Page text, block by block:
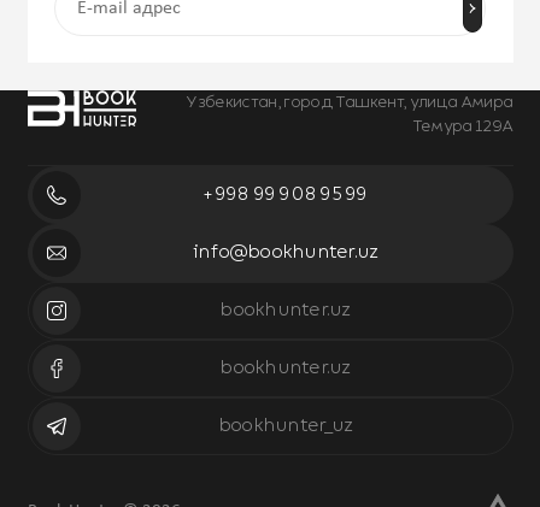
Узбекистан, город Ташкент, улица Амира
Темура 129А
+998 99 908 95 99
info@bookhunter.uz
bookhunter.uz
bookhunter.uz
bookhunter_uz